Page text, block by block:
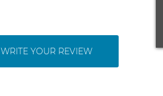
WRITE YOUR REVIEW